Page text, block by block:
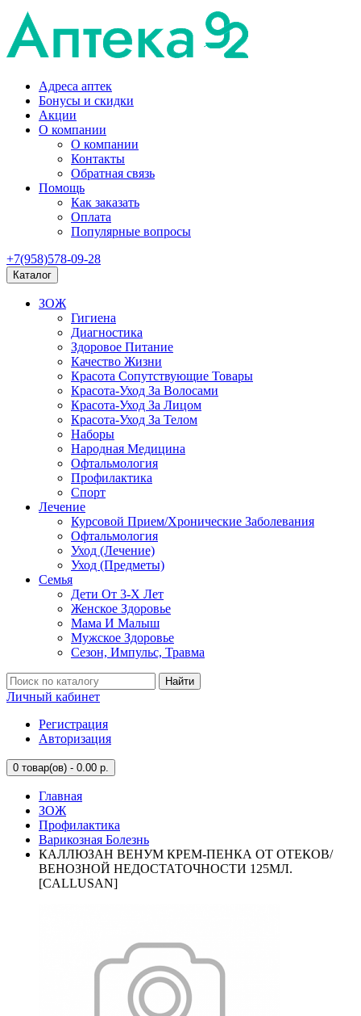
Адреса аптек
Бонусы и скидки
Акции
О компании
О компании
Контакты
Обратная связь
Помощь
Как заказать
Оплата
Популярные вопросы
+7(958)578-09-28
Каталог
ЗОЖ
Гигиена
Диагностика
Здоровое Питание
Качество Жизни
Красота Сопутствующие Товары
Красота-Уход За Волосами
Красота-Уход За Лицом
Красота-Уход За Телом
Наборы
Народная Медицина
Офтальмология
Профилактика
Спорт
Лечение
Курсовой Прием/Хронические Заболевания
Офтальмология
Уход (Лечение)
Уход (Предметы)
Семья
Дети От 3-Х Лет
Женское Здоровье
Мама И Малыш
Мужское Здоровье
Сезон, Импульс, Травма
Найти
Личный кабинет
Регистрация
Авторизация
0 товар(ов) - 0.00 р.
Главная
ЗОЖ
Профилактика
Варикозная Болезнь
КАЛЛЮЗАН ВЕНУМ КРЕМ-ПЕНКА ОТ ОТЕКОВ/
ВЕНОЗНОЙ НЕДОСТАТОЧНОСТИ 125МЛ.
[CALLUSAN]